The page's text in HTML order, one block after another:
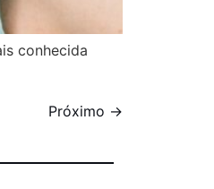
conhecida
Próximo →